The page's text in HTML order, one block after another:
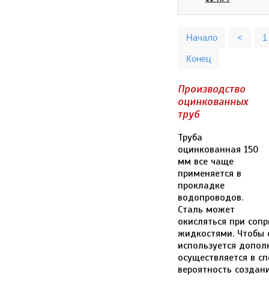
Начало < 1
Конец
Производство
оцинкованных
труб
Труба
оцинкованная 150
мм все чаще
применяется в
прокладке
водопроводов.
Сталь может
окисляться при
жидкостями. Чтобы
используется
осуществляется в
вероятность